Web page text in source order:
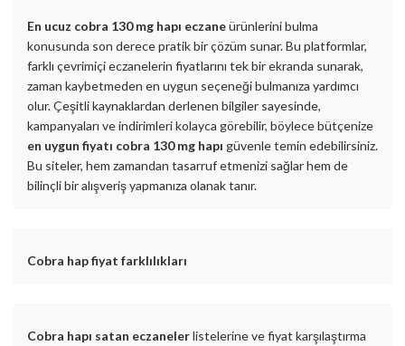
En ucuz cobra 130 mg hapı eczaneürünlerini bulma
konusunda son derece pratik bir çözüm sunar. Bu platformlar,
farklı çevrimiçi eczanelerin fiyatlarını tek bir ekranda sunarak,
zaman kaybetmeden en uygun seçeneği bulmanıza yardımcı
olur. Çeşitli kaynaklardan derlenen bilgiler sayesinde,
kampanyaları ve indirimleri kolayca görebilir, böylece bütçenize
en uygun fiyatı cobra 130 mg hapı güvenle temin edebilirsiniz.
Bu siteler, hem zamandan tasarruf etmenizi sağlar hem de
bilinçli bir alışveriş yapmanıza olanak tanır.
Cobra hap fiyat farklılıkları
Cobra hapı satan eczanelerlistelerine ve fiyat karşılaştırma